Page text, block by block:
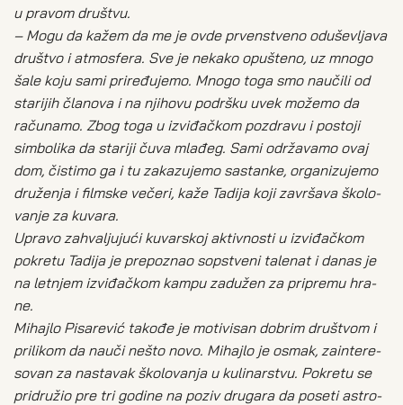
u pra­vom dru­štvu.
– Mogu da kažem da me je ovde prven­stve­no odu­še­vlja­va
dru­štvo i atmos­fe­ra. Sve je neka­ko opu­šte­no, uz mno­go
šale koju sami pri­re­đu­je­mo. Mno­go toga smo nau­či­li od
sta­ri­jih čla­no­va i na njiho­vu podr­šku uvek može­mo da
raču­na­mo. Zbog toga u izvi­đač­kom pozdra­vu i posto­ji
sim­bo­li­ka da sta­ri­ji čuva mla­đeg. Sami odr­ža­va­mo ovaj
dom, čisti­mo ga i tu zaka­zu­je­mo sastan­ke, orga­ni­zu­je­mo
dru­že­nja i film­ske veče­ri, kaže Tadi­ja koji zavr­ša­va ško­lo­
va­nje za kuva­ra.
Upra­vo zahva­lju­ju­ći kuvar­skoj aktiv­no­sti u izvi­đač­kom
pokre­tu Tadi­ja je pre­po­znao sop­stve­ni tale­nat i danas je
na let­njem izvi­đač­kom kam­pu zadu­žen za pri­pre­mu hra­
ne.
Mihaj­lo Pisa­re­vić tako­đe je moti­vi­san dobrim dru­štvom i
pri­li­kom da nau­či nešto novo. Mihaj­lo je osmak, zain­te­re­
so­van za nasta­vak ško­lo­va­nja u kuli­nar­stvu. Pokre­tu se
pri­dru­žio pre tri godi­ne na poziv dru­ga­ra da pose­ti astro­